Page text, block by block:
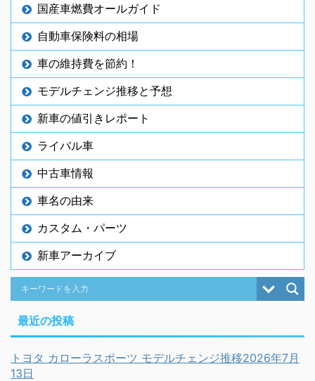
国産車燃費オールガイド
自動車保険料の相場
車の維持費を節約！
モデルチェンジ推移と予想
新車の値引きレポート
ライバル車
中古車情報
車名の由来
カスタム・パーツ
新車アーカイブ
最近の投稿
トヨタ カローラスポーツ モデルチェンジ推移2026年7月
13日